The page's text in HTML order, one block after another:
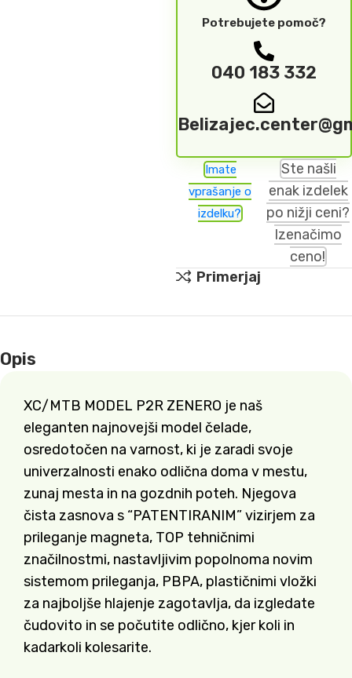
Potrebujete pomoč?
040 183 332
Imate
vprašanje o
izdelku?
Ste našli
enak izdelek
po nižji ceni?
Izenačimo
ceno!
Primerjaj
Opis
XC/MTB MODEL P2R ZENERO je naš
eleganten najnovejši model čelade,
osredotočen na varnost, ki je zaradi svoje
univerzalnosti enako odlična doma v mestu,
zunaj mesta in na gozdnih poteh. Njegova
čista zasnova s ​​“PATENTIRANIM” vizirjem za
prileganje magneta, TOP tehničnimi
značilnostmi, nastavljivim popolnoma novim
sistemom prileganja, PBPA, plastičnimi vložki
za najboljše hlajenje zagotavlja, da izgledate
čudovito in se počutite odlično, kjer koli in
kadarkoli kolesarite.